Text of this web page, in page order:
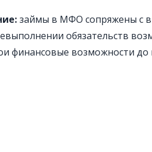
займы в МФО сопряжены с
обязательств
финансовые возможности до